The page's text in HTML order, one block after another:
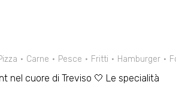
Carne Pesce Fritti Hamburger
nel cuore di Treviso 🤍 Le specialità